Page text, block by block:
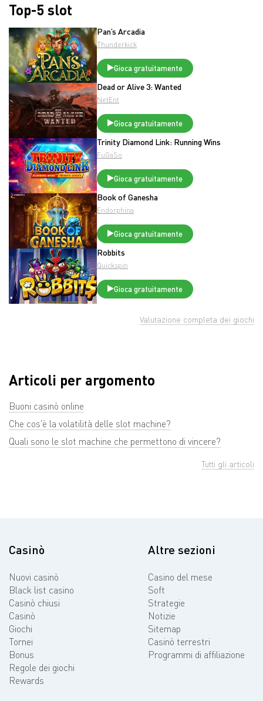
Top-5 slot
Pan’s Arcadia
Thunderkick
Gioca gratuitamente
Dead or Alive 3: Wanted
NetEnt
Gioca gratuitamente
Trinity Diamond Link: Running Wins
FuGaSo
Gioca gratuitamente
Book of Ganesha
Endorphina
Gioca gratuitamente
Robbits
Quickspin
Gioca gratuitamente
Valutazione completa dei giochi
Articoli per argomento
Buoni casinò online
Che cos'è la volatilità delle slot machine?
Quali sono le slot machine che permettono di vincere?
Tutti gli articoli
Casinò
Nuovi casinò
Black list casino
Casinò chiusi
Casinò
Giochi
Tornei
Bonus
Regole dei giochi
Rewards
Altre sezioni
Casino del mese
Soft
Strategie
Notizie
Sitemap
Casinò terrestri
Programmi di affiliazione